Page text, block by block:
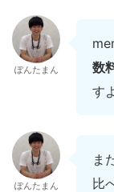
ぽんたまん
数
す
ぽんたまん
ま
比